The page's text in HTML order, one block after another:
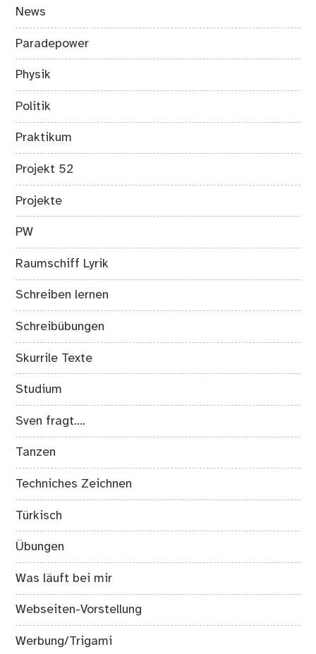
News
Paradepower
Physik
Politik
Praktikum
Projekt 52
Projekte
PW
Raumschiff Lyrik
Schreiben lernen
Schreibübungen
Skurrile Texte
Studium
Sven fragt….
Tanzen
Techniches Zeichnen
Türkisch
Übungen
Was läuft bei mir
Webseiten-Vorstellung
Werbung/Trigami